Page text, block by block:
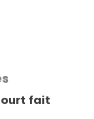
fait